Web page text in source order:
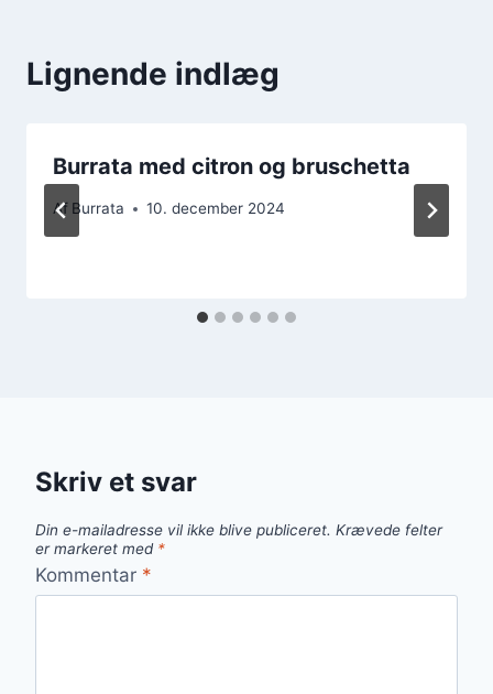
Lignende indlæg
Burrata med citron og bruschetta
Af Burrata 10. december 2024
Skriv et svar
Din e-mailadresse vil ikke blive publiceret. Krævede felter
er markeret med *
Kommentar *